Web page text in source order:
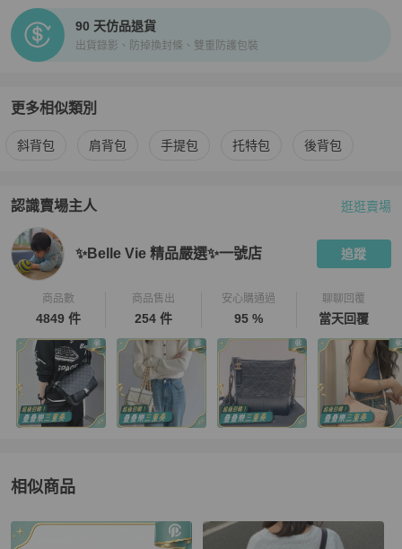
90 天仿品退貨
出貨錄影、防掉換封條、雙重防護包裝
更多相似類別
更多Louis Vuitton女包 相似商品推薦
斜背包 肩背包 手提包 托特包 後背包
認識賣場主人
PopChill 拍拍圈嚴選賣家 ✨Belle Vie 精品嚴選✨一號店介紹
逛逛賣場
✨Belle Vie 精品嚴選✨一號店 追蹤
商品數
4849 件
商品售出
254 件
安心購通過
95 %
聊聊回覆
當天回覆
相似商品
更多相似Louis Vuitton女包推薦精品